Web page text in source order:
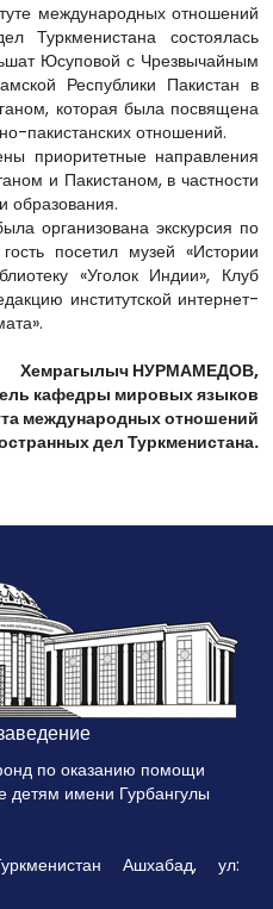
международных отношений
Туркменистана состоялась
Юсуповой с Чрезвычайным
Республики Пакистан в
которая была посвящена
пакистанских отношений.
приоритетные направления
и Пакистаном, в частности
образования.
организована экскурсия по
посетил музей «Истории
«Уголок Индии», Клуб
институтской интернет-
Хемрагылыч НУРМАМЕДОВ,
кафедры мировых языков
международных отношений
дел Туркменистана.
по оказанию помощи
имени Гурбангулы
Ашхабад, ул: